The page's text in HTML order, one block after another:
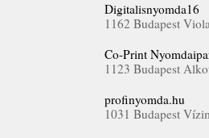
Digitalisnyomda16
1162 Budapest
Co-Print
1123 Budapest
profinyomda.hu
1031 Budapest